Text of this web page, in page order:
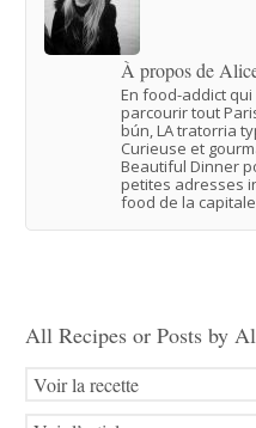
À propos de
En food-addict
parcourir tout
bún, LA tratorria
Curieuse et
Beautiful Dinner
petites adresses
food de la
All Recipes or Posts by
Voir la recette